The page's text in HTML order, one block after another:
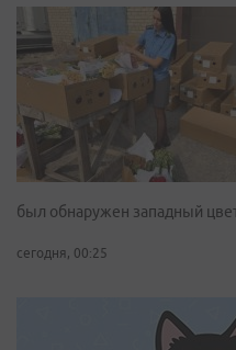
был обнаружен западный
сегодня, 00:25